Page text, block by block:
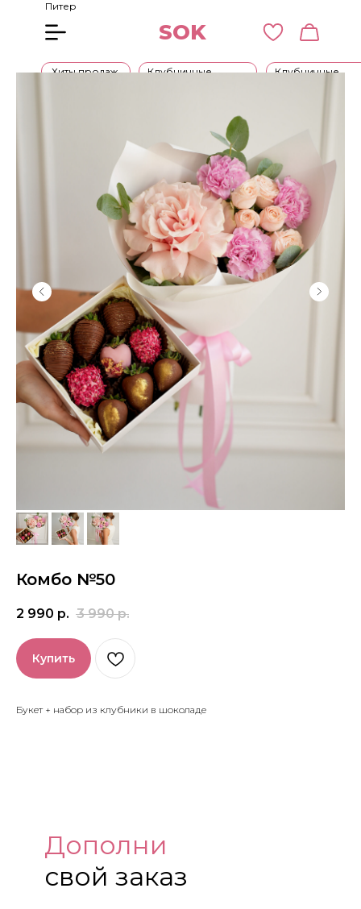
Питер
SOK
Клубничные
Клубничные
Хиты продаж
Комбо №50
2 990 р. 3 990 р.
Купить
Букет + набор из клубники в шоколаде
Дополни
свой заказ